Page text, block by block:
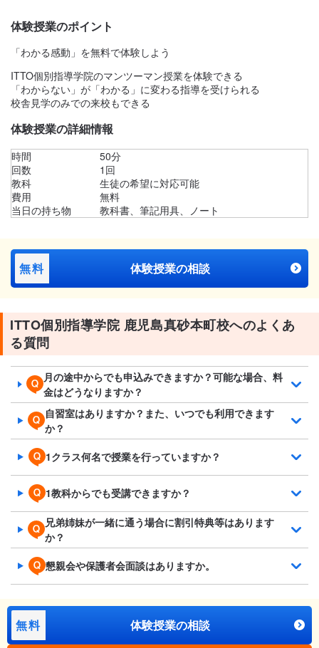
体験授業のポイント
「わかる感動」を無料で体験しよう
ITTO個別指導学院のマンツーマン授業を体験できる
「わからない」が「わかる」に変わる指導を受けられる
校舎見学のみでの来校もできる
体験授業の詳細情報
時間
50分
回数
1回
教科
生徒の希望に対応可能
費用
無料
当日の持ち物
教科書、筆記用具、ノート
無料 体験授業の相談
ITTO個別指導学院 鹿児島真砂本町校へのよくあ
る質問
月の途中からでも申込みできますか？可能な場合、料
金はどうなりますか？
自習室はありますか？また、いつでも利用できます
か？
1クラス何名で授業を行っていますか？
1教科からでも受講できますか？
兄弟姉妹が一緒に通う場合に割引特典等はあります
か？
懇親会や保護者会面談はありますか。
無料 体験授業の相談